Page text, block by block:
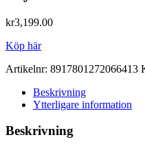
kr3,199.00
Köp här
Artikelnr: 8917801272066413
Beskrivning
Ytterligare information
Beskrivning